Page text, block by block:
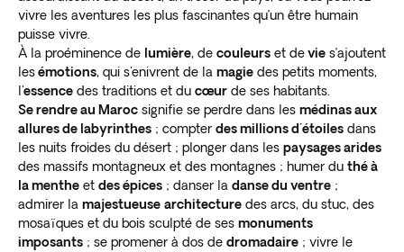
vivre les aventures les plus fascinantes qu’un être humain
puisse vivre.
À la proéminence de lumière, de couleurs et devie s’ajoutent
lesémotions, qui s'enivrent de la magie des petits moments,
l'essence des traditions et du cœur de ses habitants.
Se rendre au Maroc signifie se perdre dans les médinas aux
allures de labyrinthes ; compter des millions d'étoiles dans
les nuits froides du désert ; plonger dans les paysages arides
des massifs montagneux et des montagnes ; humer du thé à
la menthe et des épices ; danser la danse du ventre ;
admirer la majestueuse architecture des arcs, du stuc, des
mosaïques et du bois sculpté de ses monuments
imposants ; se promener à dos de dromadaire ; vivre le